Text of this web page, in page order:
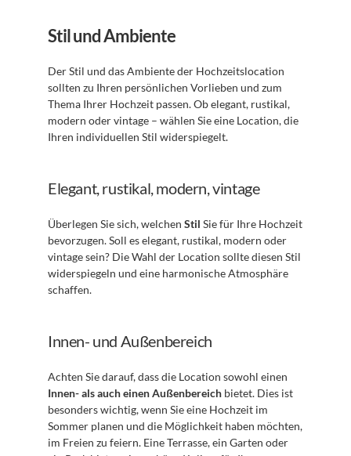
Stil und Ambiente
Der Stil und das Ambiente der Hochzeitslocation
sollten zu Ihren persönlichen Vorlieben und zum
Thema Ihrer Hochzeit passen. Ob elegant, rustikal,
modern oder vintage – wählen Sie eine Location, die
Ihren individuellen Stil widerspiegelt.
Elegant, rustikal, modern, vintage
Überlegen Sie sich, welchen Stil Sie für Ihre Hochzeit
bevorzugen. Soll es elegant, rustikal, modern oder
vintage sein? Die Wahl der Location sollte diesen Stil
widerspiegeln und eine harmonische Atmosphäre
schaffen.
Innen- und Außenbereich
Innen- als auch einen Außenbereich bietet. Dies ist
besonders wichtig, wenn Sie eine Hochzeit im
Sommer planen und die Möglichkeit haben möchten,
im Freien zu feiern. Eine Terrasse, ein Garten oder